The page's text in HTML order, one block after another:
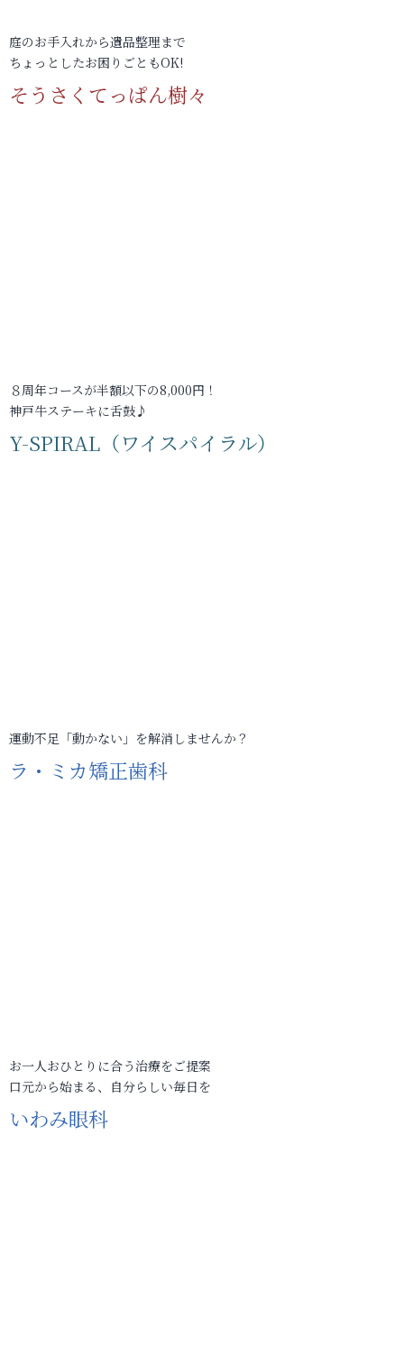
庭のお手入れから遺品整理まで
ちょっとしたお困りごともOK!
そうさくてっぱん樹々
８周年コースが半額以下の8,000円！
神戸牛ステーキに舌鼓♪
Y-SPIRAL（ワイスパイラル）
運動不足「動かない」を解消しませんか？
ラ・ミカ矯正歯科
お一人おひとりに合う治療をご提案
口元から始まる、自分らしい毎日を
いわみ眼科